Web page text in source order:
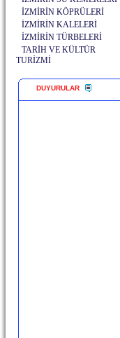
İZMİRİN KÖPRÜLERİ
İZMİRİN KALELERİ
İZMİRİN TÜRBELERİ
TARİH VE KÜLTÜR
TURİZMİ
DUYURULAR